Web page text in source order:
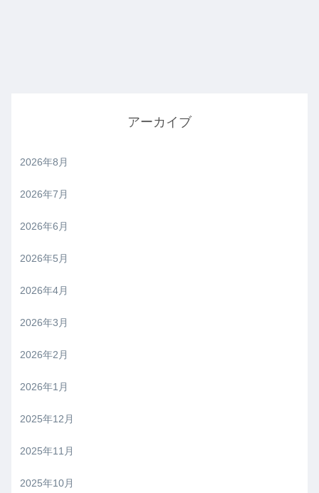
アーカイブ
2026年8月
2026年7月
2026年6月
2026年5月
2026年4月
2026年3月
2026年2月
2026年1月
2025年12月
2025年11月
2025年10月